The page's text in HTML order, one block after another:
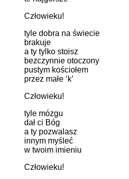
Człowieku!
tyle dobra na świecie
brakuje
a ty tylko stoisz
bezczynnie otoczony
pustym kościołem
przez małe ‘k’
Człowieku!
tyle mózgu
dał ci Bóg
a ty pozwalasz
innym myśleć
w twoim imieniu
Człowieku!